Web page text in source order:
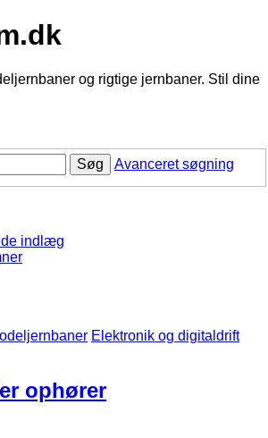
og rigtige jernbaner. Stil dine
Søg Avanceret søgning
indlæg
Elektronik og digitaldrift
ophører